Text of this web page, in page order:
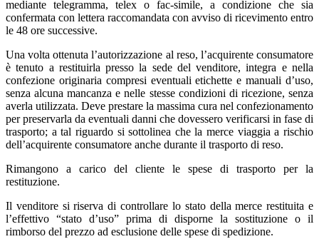
mediante telegramma, telex o fac-simile, a condizione che sia
confermata con lettera raccomandata con avviso di ricevimento entro
le 48 ore successive.
Una volta ottenuta l’autorizzazione al reso, l’acquirente consumatore
è tenuto a restituirla presso la sede del venditore, integra e nella
confezione originaria compresi eventuali etichette e manuali d’uso,
senza alcuna mancanza e nelle stesse condizioni di ricezione, senza
averla utilizzata. Deve prestare la massima cura nel confezionamento
per preservarla da eventuali danni che dovessero verificarsi in fase di
trasporto; a tal riguardo si sottolinea che la merce viaggia a rischio
dell’acquirente consumatore anche durante il trasporto di reso.
Rimangono a carico del cliente le spese di trasporto per la
restituzione.
Il venditore si riserva di controllare lo stato della merce restituita e
l’effettivo “stato d’uso” prima di disporne la sostituzione o il
rimborso del prezzo ad esclusione delle spese di spedizione.